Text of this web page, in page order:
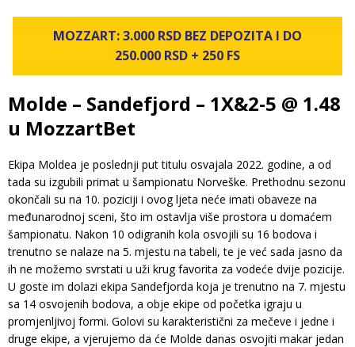
MOZZART: 3.000 RSD BEZ DEPOZITA I DO
250.000 RSD + 250 FS
Molde – Sandefjord – 1X&2-5 @ 1.48
u MozzartBet
Ekipa Moldea je poslednji put titulu osvajala 2022. godine, a od
tada su izgubili primat u šampionatu Norveške. Prethodnu sezonu
okončali su na 10. poziciji i ovog ljeta neće imati obaveze na
međunarodnoj sceni, što im ostavlja više prostora u domaćem
šampionatu. Nakon 10 odigranih kola osvojili su 16 bodova i
trenutno se nalaze na 5. mjestu na tabeli, te je već sada jasno da
ih ne možemo svrstati u uži krug favorita za vodeće dvije pozicije.
U goste im dolazi ekipa Sandefjorda koja je trenutno na 7. mjestu
sa 14 osvojenih bodova, a obje ekipe od početka igraju u
promjenljivoj formi. Golovi su karakteristični za mečeve i jedne i
druge ekipe, a vjerujemo da će Molde danas osvojiti makar jedan